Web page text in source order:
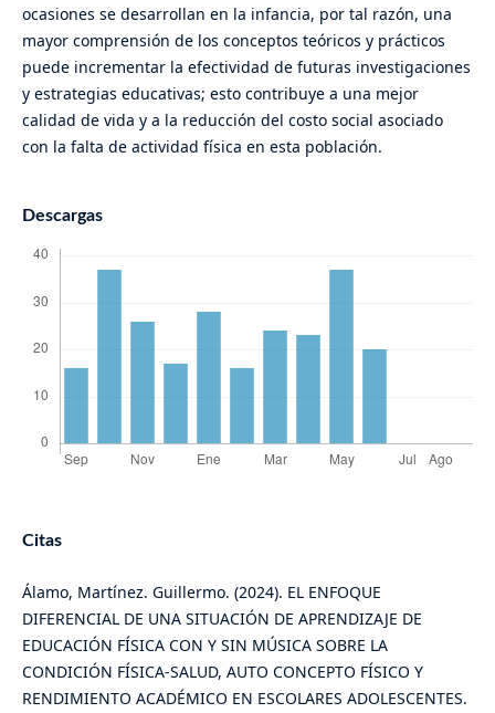
ocasiones se desarrollan en la infancia, por tal razón, una
mayor comprensión de los conceptos teóricos y prácticos
puede incrementar la efectividad de futuras investigaciones
y estrategias educativas; esto contribuye a una mejor
calidad de vida y a la reducción del costo social asociado
con la falta de actividad física en esta población.
Descargas
Citas
Álamo, Martínez. Guillermo. (2024). EL ENFOQUE
DIFERENCIAL DE UNA SITUACIÓN DE APRENDIZAJE DE
EDUCACIÓN FÍSICA CON Y SIN MÚSICA SOBRE LA
CONDICIÓN FÍSICA-SALUD, AUTO CONCEPTO FÍSICO Y
RENDIMIENTO ACADÉMICO EN ESCOLARES ADOLESCENTES.